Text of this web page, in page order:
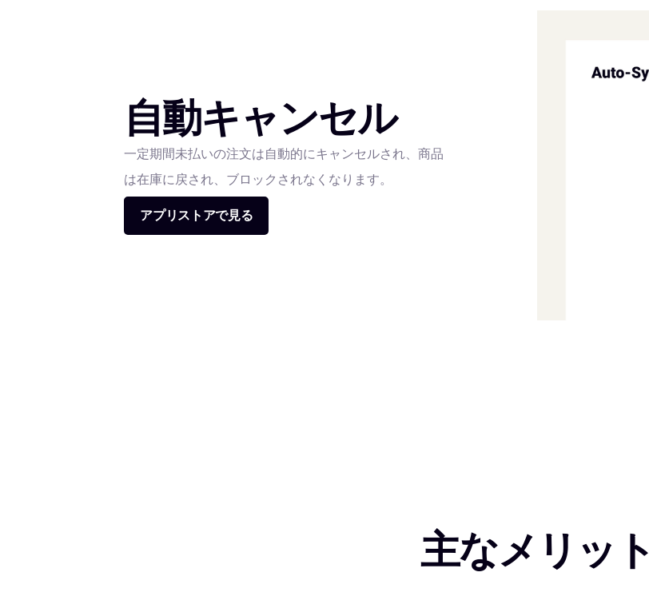
自動キャンセル
一定期間未払いの注文は自動的にキャンセルされ、商品
は在庫に戻され、ブロックされなくなります。
アプリストアで見る
主なメリット